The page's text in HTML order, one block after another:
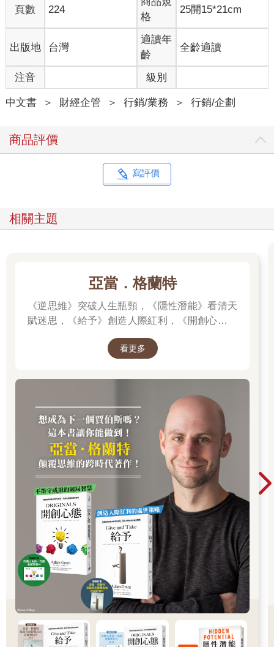
說到個人品牌，也許你積極地有心栽花，想自眾生中脫穎而出，
或者你消極地無心插柳，自然隨緣。你都必須從二十四種果醬那
攤移形換位到六種果醬這攤，方法正是在你這坨果醬上烙下辨識
度的烙印，攫取你在乎的那群人的青睞。沒有烙印，沒有辨識；
缺乏辨識，印象模糊，只能淹沒在幾十上百種果醬堆裡。
身份單純的個人面對個人品牌，可做可不做，視動機、野心而
定。擁有複式身份的個人如企業主、高階經理人、業務代表、對
外發言人等等，抱歉，會被迫擺在果醬攤上供人品頭論足。因為
複式身份上，你不只對個人身份負責，還要對職銜身份或頭銜身
份負責。如果你不刻意經營個人品牌，等於讓自己這坨果醬躺在
沒錯，個人品牌、企業品牌、產品品牌、雇主品牌這四個品牌樣
怎麼影響企業、產品、雇主形象。當下，由於網路打破個人隱私
防火牆，強制連結個人言行到企業、產品、雇主身上，恭喜，你
份的個人，也就是企業經營者。社會大眾心目中開立給企業品牌
的「印象帳戶」裡，會存進複式身份個人的言行印象，一併清
算。當然，產品更跑不掉，消費者對複式身份個人的好惡，肯定
牽制對產品的喜好。
四種品牌樣態形成一個相互影響干涉的迴圈，所有經營事業的個
人，無論大至上市公司或小至微型企業，都無法只想著如何打造
即使沒有經營事業、身份純粹的個人，只要讓自己曝露在網路社
群環境中，註定難逃被賦予成見、被貼上標籤，甚至質變成某種
符號的「被動品牌化」過程。這已經是網路時代的必然，我們只
能選擇面對，卻沒有不接受的可能。
既然一定被擺在攤位當果醬展示，何必擺爛？積極投入吧。如果
你是企業經營者，就讓大眾把你當成抹在麵包（企業品牌、產品
品牌、雇主品牌）上的美味果醬，滿意地咀嚼吞嚥下麵包，於公
於私，一舉兩得。
如果你跟我一樣是普通人，與其視而不見，不如趁勢而起，運用
打造個人品牌的多種技法加速個人成長，何樂而不為？
照個鏡子，你有多滿意自己的現況？這本書絕對能幫你提高對自
己的滿意度。
頁數 224
格
25開15*21cm
出版地 台灣
適讀年
齡
全齡適讀
注音 級別
中文書 ＞ 財經企管 ＞ 行銷/業務 ＞ 行銷/企劃
商品評價
寫評價
相關主題
亞當．格蘭特
《逆思維》突破人生瓶頸，《隱性潛能》看清天
賦迷思，《給予》創造人際紅利，《開創心態》
看更多